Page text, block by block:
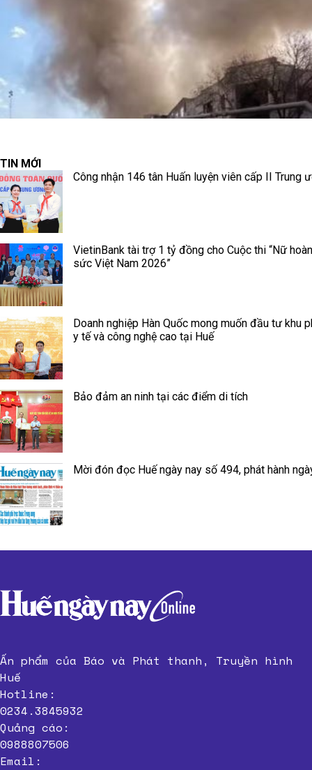
TIN MỚI
Công nhận 146 tân Huấn luyện viên cấp II Trung
VietinBank tài trợ 1 tỷ đồng cho Cuộc thi “Nữ
sức Việt Nam 2026”
Doanh nghiệp Hàn Quốc mong muốn đầu tư khu
y tế và công nghệ cao tại Huế
Bảo đảm an ninh tại các điểm di tích
Mời đón đọc Huế ngày nay số 494, phát hành
Ấn phẩm của Báo và Phát thanh, Truyền hình
Huế
Hotline:
0234.3845932
Quảng cáo:
0988807506
Email: